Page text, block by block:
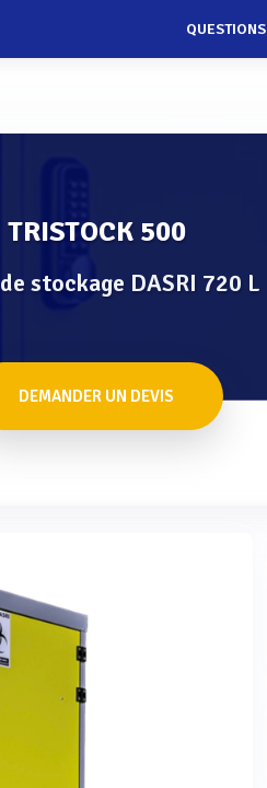
QUESTIONS
TRISTOCK 500
stockage DASRI 720 L
DEMANDER UN DEVIS